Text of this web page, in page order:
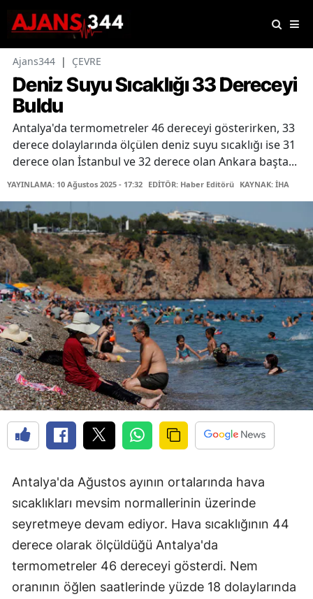
Ajans344 | ÇEVRE
Deniz Suyu Sıcaklığı 33 Dereceyi
Buldu
Antalya'da termometreler 46 dereceyi gösterirken, 33
derece dolaylarında ölçülen deniz suyu sıcaklığı ise 31
derece olan İstanbul ve 32 derece olan Ankara başta...
YAYINLAMA: 10 Ağustos 2025 - 17:32 EDİTÖR: Haber Editörü KAYNAK: İHA
Antalya'da Ağustos ayının ortalarında hava
sıcaklıkları mevsim normallerinin üzerinde
seyretmeye devam ediyor. Hava sıcaklığının 44
derece olarak ölçüldüğü Antalya'da
termometreler 46 dereceyi gösterdi. Nem
oranının öğlen saatlerinde yüzde 18 dolaylarında